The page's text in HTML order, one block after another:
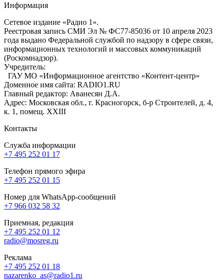
Информация
Сетевое издание «Радио 1».
Реестровая запись СМИ Эл № ФС77-85036 от 10 апреля 2023
года выдано Федеральной службой по надзору в сфере связи,
информационных технологий и массовых коммуникаций
(Роскомнадзор).
Учредитель:
ГАУ МО «Информационное агентство «Контент-центр»
Доменное имя сайта: RADIO1.RU
Главный редактор: Аванесян Д.А.
Адрес: Московская обл., г. Красногорск, б-р Строителей, д. 4,
к. 1, помещ. XXIII
Контакты
Служба информации
+7 495 252 01 17
Телефон прямого эфира
+7 495 252 01 15
Номер для WhatsApp-сообщений
+7 966 032 58 32
Приемная, редакция
+7 495 252 01 12
radio@mosreg.ru
Реклама
+7 495 252 01 18
nazarenko_as@radio1.ru